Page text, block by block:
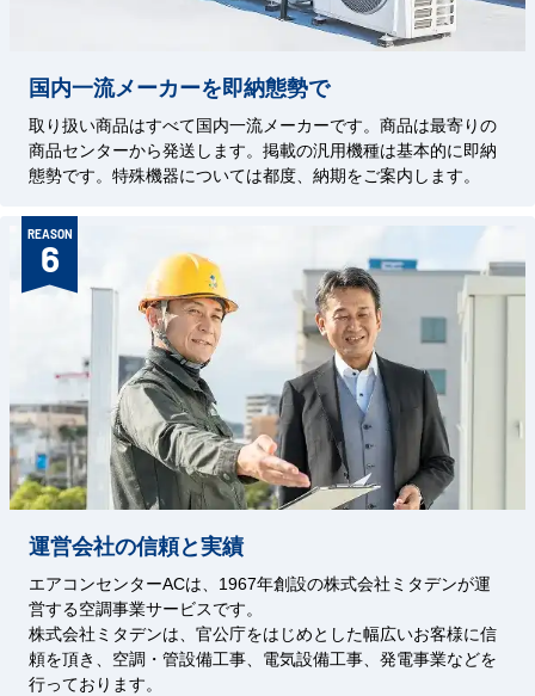
国内一流メーカーを即納態勢で
取り扱い商品はすべて国内一流メーカーです。商品は最寄りの
商品センターから発送します。掲載の汎用機種は基本的に即納
態勢です。特殊機器については都度、納期をご案内します。
REASON
6
運営会社の信頼と実績
エアコンセンターACは、1967年創設の株式会社ミタデンが運
営する空調事業サービスです。
株式会社ミタデンは、官公庁をはじめとした幅広いお客様に信
頼を頂き、空調・管設備工事、電気設備工事、発電事業などを
行っております。